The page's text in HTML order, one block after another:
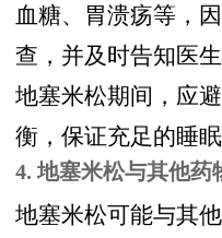
血糖、胃溃疡等，
查，并及时告知医
地塞米松期间，应
衡，保证充足的睡眠
4. 地塞米松与其他药
地塞米松可能与其